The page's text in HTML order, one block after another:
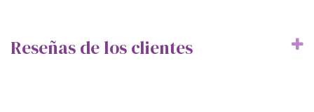
Reseñas de los clientes